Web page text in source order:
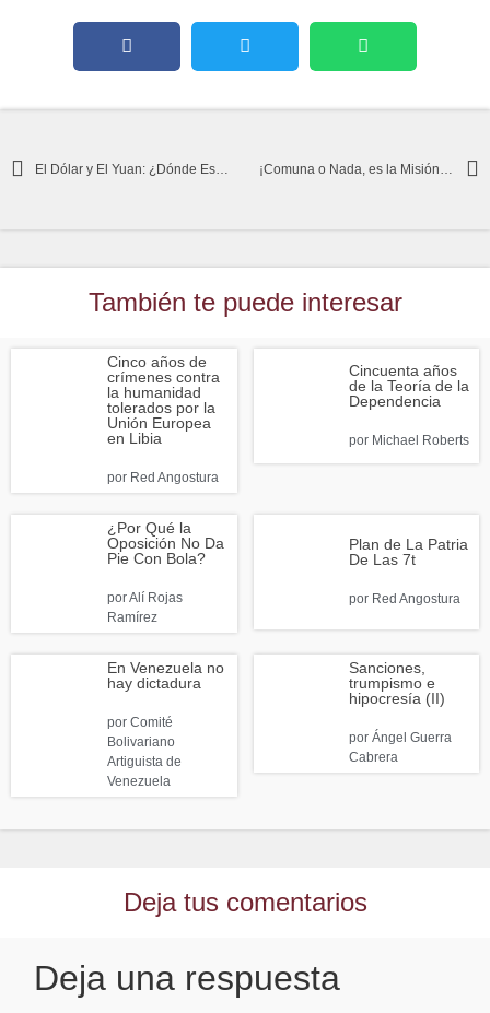
El Dólar y El Yuan: ¿Dónde Estamos? ¡Comuna o Nada, es la Misión, lo Dijo Chávez en el Golpe de Timón!
También te puede interesar
Cinco años de
crímenes contra
la humanidad
tolerados por la
Unión Europea
en Libia
porRed Angostura
Cincuenta años
de la Teoría de la
Dependencia
por Michael Roberts
¿Por Qué la
Oposición No Da
Pie Con Bola?
porAlí Rojas
Ramírez
Plan de La Patria
De Las 7t
por Red Angostura
En Venezuela no
hay dictadura
porComité
Bolivariano
Artiguista de
Venezuela
Sanciones,
trumpismo e
hipocresía (II)
por Ángel Guerra
Cabrera
Deja tus comentarios
Deja una respuesta